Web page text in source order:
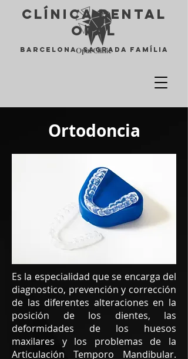
Clínica Dental
opal
Barcelona Sagrada Família
Ortodoncia
Es la especialidad que se encarga del
diagnostico, prevención y corrección
de las diferentes alteraciones en la
posición de los dientes, las
deformidades de los huesos
maxilares y los problemas de la
Articulación Temporo Mandibular.